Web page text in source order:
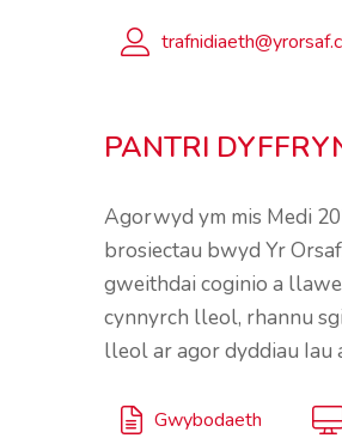
PANTRI
Agorwyd ym mis Medi
brosiectau bwyd Yr
gweithdai coginio a
cynnyrch lleol, rhannu
lleol ar agor dyddiau Iau
Gwybodaeth